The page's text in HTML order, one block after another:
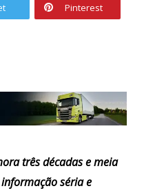
Pinterest
três décadas e meia
séria e